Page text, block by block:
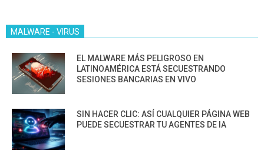
MALWARE - VIRUS
EL MALWARE MÁS PELIGROSO EN
LATINOAMÉRICA ESTÁ SECUESTRANDO
SESIONES BANCARIAS EN VIVO
SIN HACER CLIC: ASÍ CUALQUIER PÁGINA WEB
PUEDE SECUESTRAR TU AGENTES DE IA